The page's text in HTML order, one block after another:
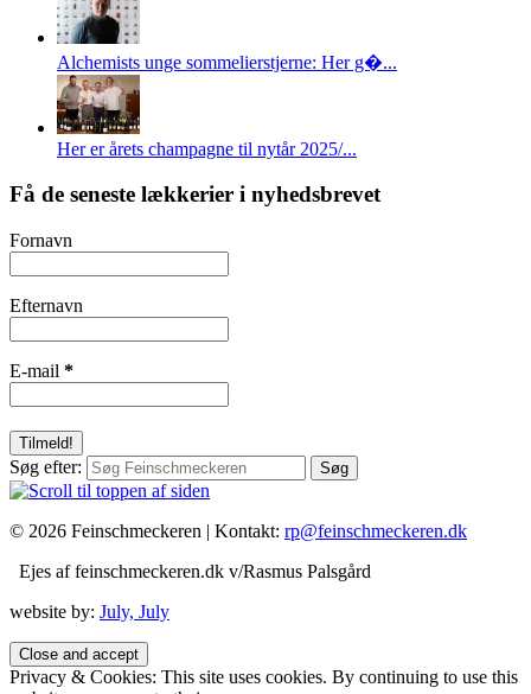
Alchemists unge sommelierstjerne: Her g�...
Her er årets champagne til nytår 2025/...
Få de seneste lækkerier i nyhedsbrevet
Fornavn
Efternavn
E-mail *
Søg efter:
© 2026 Feinschmeckeren | Kontakt: rp@feinschmeckeren.dk
Ejes af feinschmeckeren.dk v/Rasmus Palsgård
website by: July, July
Privacy & Cookies: This site uses cookies. By continuing to use this